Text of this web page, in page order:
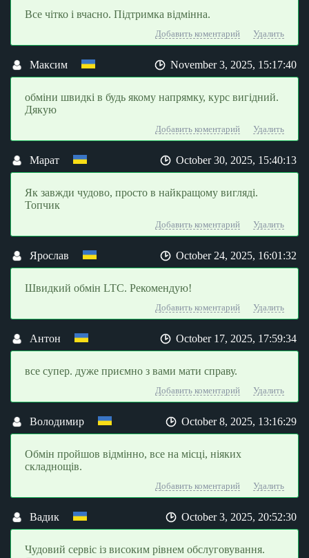
Все чітко і вчасно. Підтримка відмінна.
Добавить коментарий Удалить
Максим November 3, 2025, 15:17:40
обміни швидкі в будь якому напрямку, курс вигідний.
Дякую
Добавить коментарий Удалить
Марат October 30, 2025, 15:40:13
Як завжди чудово, просто в найкращому вигляді.
Топчик
Добавить коментарий Удалить
Ярослав October 24, 2025, 16:01:32
Швидкий обмін LTC. Рекомендую!
Добавить коментарий Удалить
Антон October 17, 2025, 17:59:34
все супер. дуже приємно з вами мати справу.
Добавить коментарий Удалить
Володимир October 8, 2025, 13:16:29
Обмін пройшов відмінно, все на місці, ніяких
складнощів.
Добавить коментарий Удалить
Вадик October 3, 2025, 20:52:30
Чудовий сервіс із високим рівнем обслуговування.